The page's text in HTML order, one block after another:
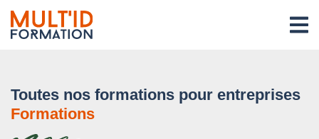
Toutes nos formations pour entreprises
Formations